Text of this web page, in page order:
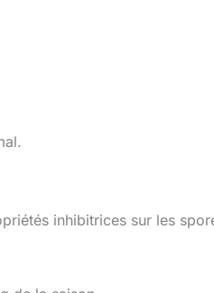
inhibitrices sur les